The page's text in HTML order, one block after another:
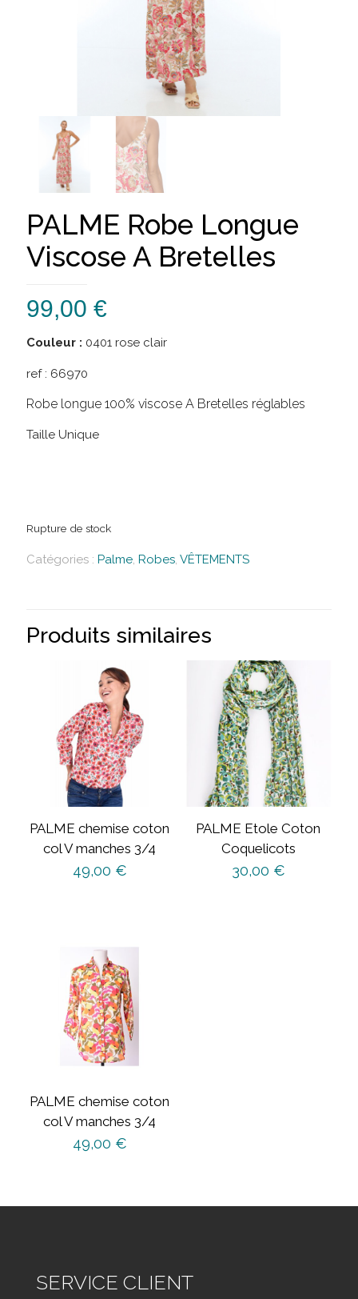
PALME Robe Longue
Viscose A Bretelles
99,00 €
Couleur : 0401 rose clair
ref : 66970
Robe longue 100% viscose A Bretelles réglables
Taille Unique
Rupture de stock
Catégories : Palme Robes VÊTEMENTS
Produits similaires
PALME chemise coton
col V manches 3/4
49,00 €
plusieurs
variations.
Les
options
peuvent
être
sur
du
PALME Etole Coton
Coquelicots
30,00 €
PALME chemise coton
col V manches 3/4
49,00 €
options
SERVICE CLIENT